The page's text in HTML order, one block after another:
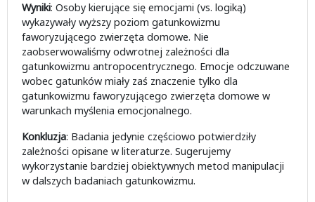
Wyniki: Osoby kierujące się emocjami (vs. logiką)
wykazywały wyższy poziom gatunkowizmu
faworyzującego zwierzęta domowe. Nie
zaobserwowaliśmy odwrotnej zależności dla
gatunkowizmu antropocentrycznego. Emocje odczuwane
wobec gatunków miały zaś znaczenie tylko dla
gatunkowizmu faworyzującego zwierzęta domowe w
warunkach myślenia emocjonalnego.
Konkluzja: Badania jedynie częściowo potwierdziły
zależności opisane w literaturze. Sugerujemy
wykorzystanie bardziej obiektywnych metod manipulacji
w dalszych badaniach gatunkowizmu.